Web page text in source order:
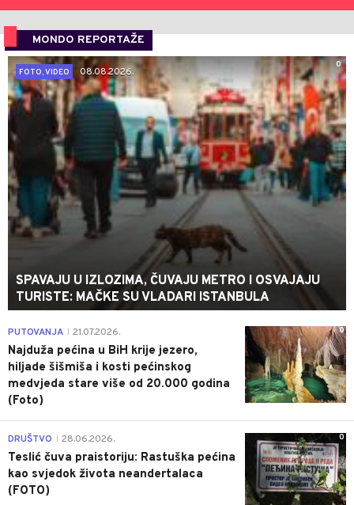
MONDO REPORTAŽE
0
FOTO, VIDEO
08.08.2026.
SPAVAJU U IZLOZIMA, ČUVAJU METRO I OSVAJAJU
TURISTE: MAČKE SU VLADARI ISTANBULA
0
PUTOVANJA 21.07.2026.
Najduža pećina u BiH krije jezero,
hiljade šišmiša i kosti pećinskog
medvjeda stare više od 20.000 godina
(Foto)
0
DRUŠTVO 28.06.2026.
Teslić čuva praistoriju: Rastuška pećina
kao svjedok života neandertalaca
(FOTO)